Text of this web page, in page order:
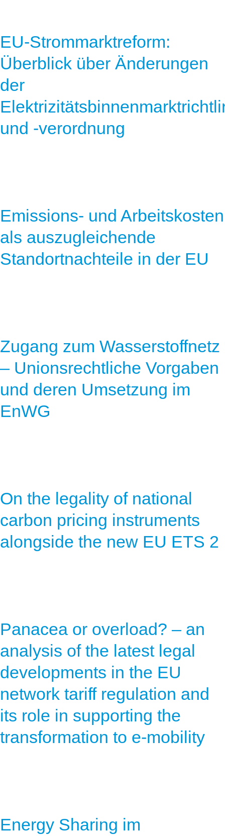
EU-Strommarktreform:
Überblick über Änderungen
der
und -verordnung
Emissions- und Arbeitskosten
als auszugleichende
Standortnachteile in der EU
Zugang zum Wasserstoffnetz
– Unionsrechtliche Vorgaben
und deren Umsetzung im
EnWG
On the legality of national
carbon pricing instruments
alongside the new EU ETS 2
Panacea or overload? – an
analysis of the latest legal
developments in the EU
network tariff regulation and
its role in supporting the
transformation to e-mobility
Energy Sharing im